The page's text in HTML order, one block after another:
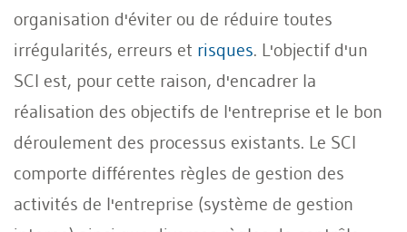
organisation d'éviter ou de réduire toutes
irrégularités, erreurs et risques. L'objectif d'un
SCI est, pour cette raison, d'encadrer la
réalisation des objectifs de l'entreprise et le bon
déroulement des processus existants. Le SCI
comporte différentes règles de gestion des
activités de l'entreprise (système de gestion